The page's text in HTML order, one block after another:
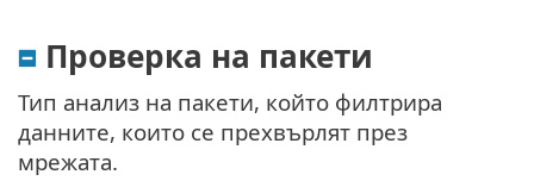
Проверка на пакети
Тип анализ на пакети, който филтрира
данните, които се прехвърлят през
мрежата.